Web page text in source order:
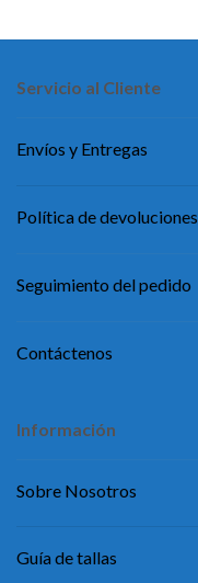
Servicio al Cliente
Envíos y Entregas
Política de devoluciones
Seguimiento del pedido
Contáctenos
Información
Sobre Nosotros
Guía de tallas